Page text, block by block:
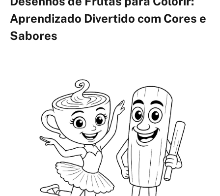
Aprendizado Divertido com Cores e
Sabores